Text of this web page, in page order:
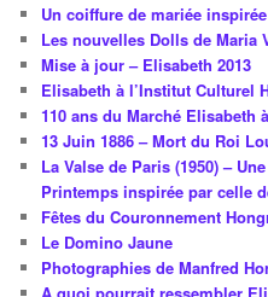
Un coiffure de mariée
Les nouvelles Dolls de Maria
Mise à jour – Elisabeth 2013
Elisabeth à l’Institut Culturel
110 ans du Marché Elisabeth
13 Juin 1886 – Mort du Roi
La Valse de Paris (1950) –
Printemps inspirée par celle
Fêtes du Couronnement
Le Domino Jaune
Photographies de Manfred